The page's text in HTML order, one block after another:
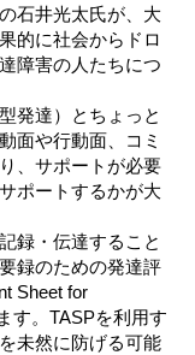
石井光太氏が、大
的に社会からドロ
障害の人たちにつ
発達）とちょっと
面や行動面、コミ
、サポートが必要
ポートするかが大
録・伝達すること
録のための発達評
Sheet for
す。TASPを利用す
未然に防げる可能